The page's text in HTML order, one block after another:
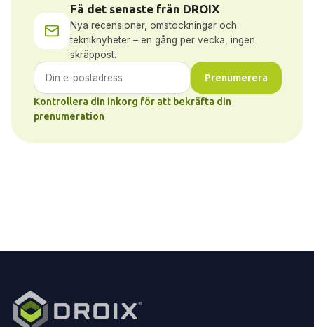
Få det senaste från DROIX
Nya recensioner, omstockningar och
tekniknyheter – en gång per vecka, ingen
skräppost.
Prenumerera
Kontrollera din inkorg för att bekräfta din
prenumeration